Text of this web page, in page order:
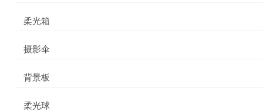
柔光箱
摄影伞
背景板
柔光球